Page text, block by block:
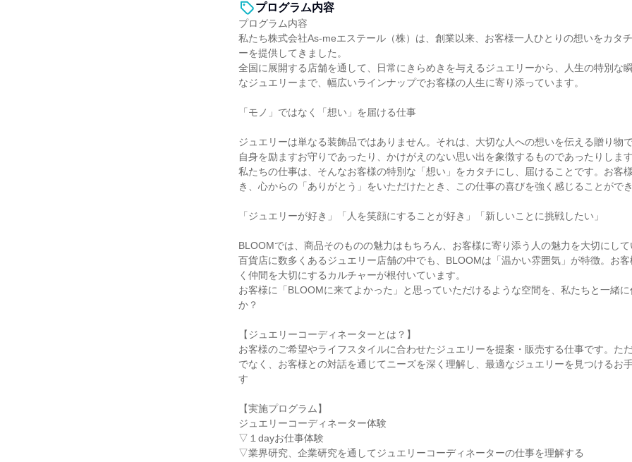
プログラム内容
プログラム内容
私たち株式会社As-meエステール（株）は、創業以来、お客様一人ひとりの想いをカタ
ーを提供してきました。
全国に展開する店舗を通して、日常にきらめきを与えるジュエリーから、人生の特別な
なジュエリーまで、幅広いラインナップでお客様の人生に寄り添っています。
「モノ」ではなく「想い」を届ける仕事
ジュエリーは単なる装飾品ではありません。それは、大切な人への想いを伝える贈り物
自身を励ますお守りであったり、かけがえのない思い出を象徴するものであったりします
私たちの仕事は、そんなお客様の特別な「想い」をカタチにし、届けることです。お客
き、心からの「ありがとう」をいただけたとき、この仕事の喜びを強く感じることができ
「ジュエリーが好き」「人を笑顔にすることが好き」「新しいことに挑戦したい」
BLOOMでは、商品そのものの魅力はもちろん、お客様に寄り添う人の魅力を大切にして
百貨店に数多くあるジュエリー店舗の中でも、BLOOMは「温かい雰囲気」が特徴。お
く仲間を大切にするカルチャーが根付いています。
お客様に「BLOOMに来てよかった」と思っていただけるような空間を、私たちと一緒
か？
【ジュエリーコーディネーターとは？】
お客様のご希望やライフスタイルに合わせたジュエリーを提案・販売する仕事です。た
でなく、お客様との対話を通じてニーズを深く理解し、最適なジュエリーを見つけるお
す
【実施プログラム】
ジュエリーコーディネーター体験
▽１dayお仕事体験
▽業界研究、企業研究を通してジュエリーコーディネーターの仕事を理解する